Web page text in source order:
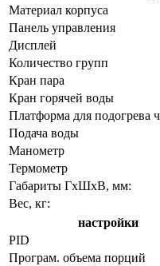
Материал корпуса
Панель управления
Дисплей
Количество групп
Кран пара
Кран горячей воды
Платформа для подогрева
Подача воды
Манометр
Термометр
Габариты ГхШхВ, мм:
Вес, кг:
настройки
PID
Програм. объема порций